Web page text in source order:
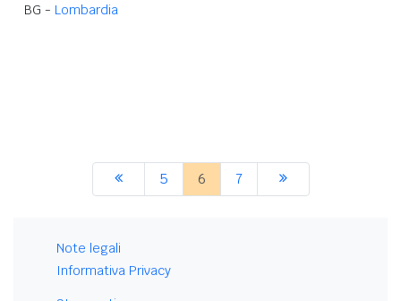
BG - Lombardia
5 6 7
Note legali
Informativa Privacy